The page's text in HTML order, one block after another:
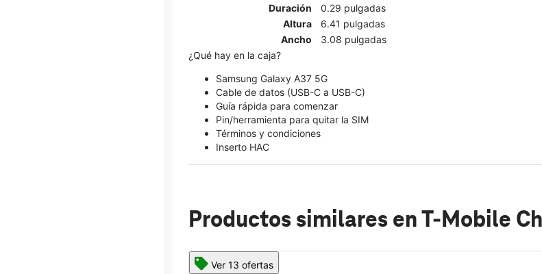
Duración
0.29 pulgadas
Altura
6.41 pulgadas
Ancho
3.08 pulgadas
¿Qué hay en la caja?
Samsung Galaxy A37 5G
Cable de datos (USB-C a USB-C)
Guía rápida para comenzar
Pin/herramienta para quitar la SIM
Términos y condiciones
Inserto HAC
Productos similares en T-Mobile
Ver 13 ofertas